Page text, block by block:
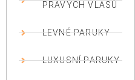
PRAVÝCH VLASŮ
LEVNÉ PARUKY
LUXUSNÍ PARUKY